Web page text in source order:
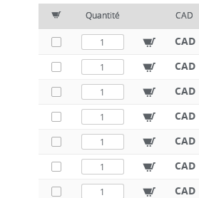
Quantité CAD
CAD
CAD
CAD
CAD
CAD
CAD
CAD